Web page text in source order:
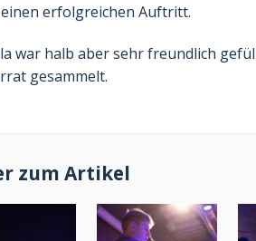
einen erfolgreichen Auftritt.
war halb aber sehr freundlich
gesammelt.
zum Artikel